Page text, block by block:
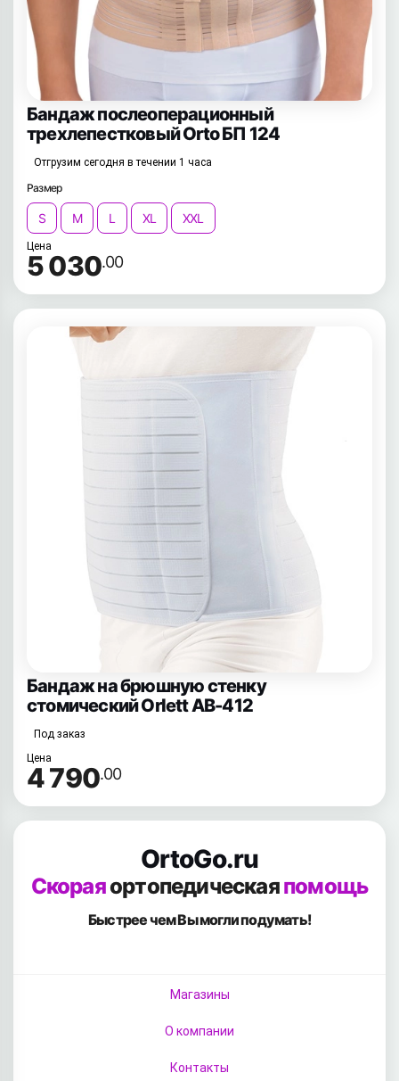
Бандаж послеоперационный
трехлепестковый Orto БП 124
Отгрузим сегодня в течении 1 часа
Размер
S M L XL XXL
Цена
5 030.00
Бандаж на брюшную стенку
стомический Orlett AB-412
Под заказ
Цена
4 790.00
OrtoGo.ru
Скораяортопедическаяпомощь
Быстрее чем Вымогли подумать!
Магазины
О компании
Контакты